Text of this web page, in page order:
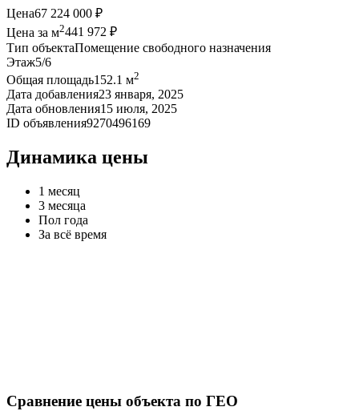
Цена67 224 000 ₽
Цена за м2441 972 ₽
Тип объектаПомещение свободного назначения
Этаж5/6
Общая площадь152.1 м2
Дата добавления23 января, 2025
Дата обновления15 июля, 2025
ID объявления9270496169
Динамика цены
1 месяц
3 месяца
Пол года
За всё время
Сравнение цены объекта по ГЕО